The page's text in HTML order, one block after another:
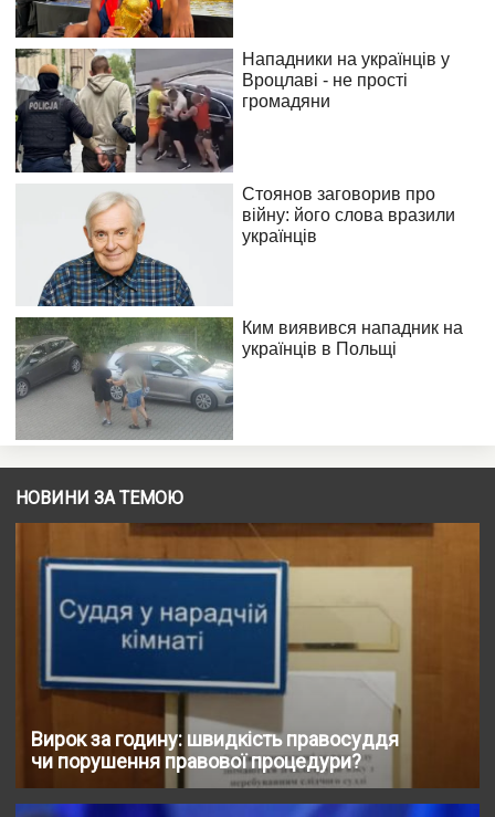
НОВИНИ ЗА ТЕМОЮ
Вирок за годину: швидкість правосуддя
чи порушення правової процедури?